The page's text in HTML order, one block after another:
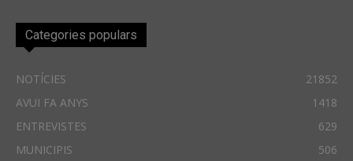
Categories populars
NOTÍCIES
21852
AVUI FA ANYS
1418
ENTREVISTES
629
MUNICIPIS
506